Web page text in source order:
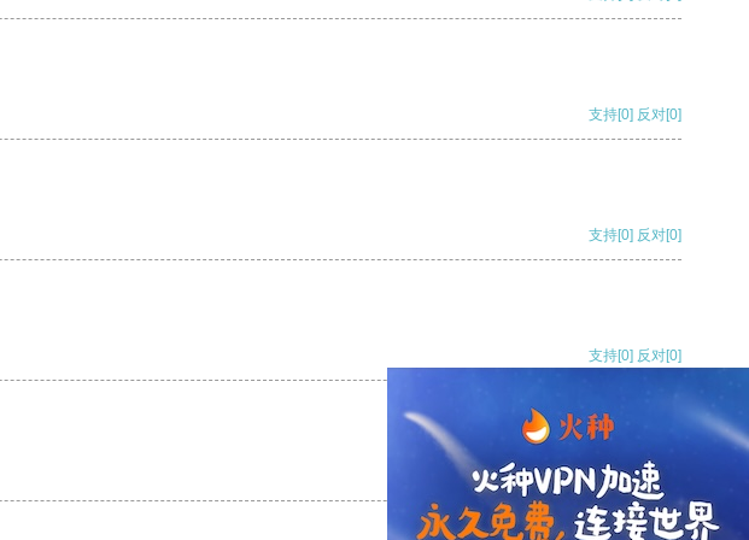
支持[0] 反对[0]
支持[0] 反对[0]
支持[0] 反对[0]
支持[0] 反对